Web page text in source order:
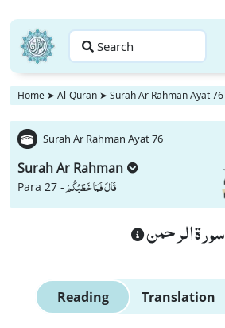
Search
Home ➤ Al-Quran ➤ Surah Ar Rahman Ayat 76
Surah Ar Rahman Ayat 76
Surah Ar Rahman
Para 27 -قَالَ فَمَا خَطْبُكُمْ
سورة الرحمن
Reading Translation